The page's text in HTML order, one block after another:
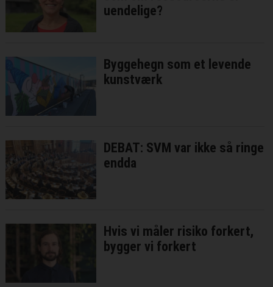
uendelige?
Byggehegn som et levende
kunstværk
DEBAT: SVM var ikke så ringe
endda
Hvis vi måler risiko forkert,
bygger vi forkert